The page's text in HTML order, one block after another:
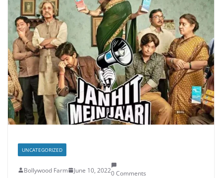
UNCATEGORIZED
Bollywood Farm June 10, 20220 Comments